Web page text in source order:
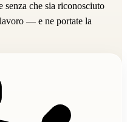
senza che sia riconosciuto
— e ne portate la